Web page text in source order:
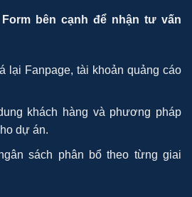
bên cạnh để nhận tư vấn
lại Fanpage, tài khoản quảng cáo
khách hàng và phương pháp
dự án.
sách phân bổ theo từng giai